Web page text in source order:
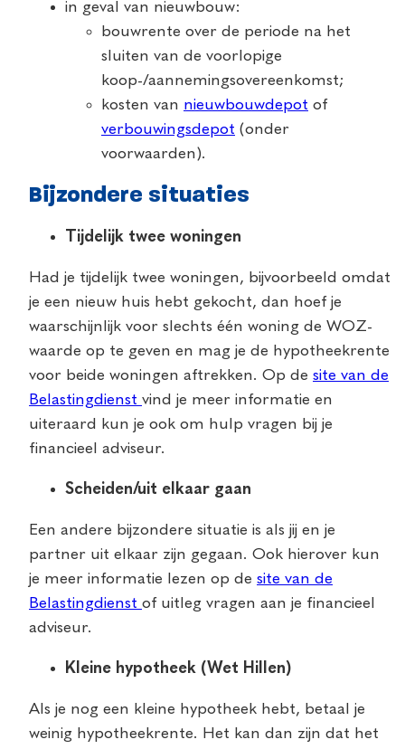
in geval van nieuwbouw:
bouwrente over de periode na het
sluiten van de voorlopige
koop-/aannemingsovereenkomst;
kosten van nieuwbouwdepot of
verbouwingsdepot (onder
voorwaarden).
Bijzondere situaties
Tijdelijk twee woningen
Had je tijdelijk twee woningen, bijvoorbeeld omdat
je een nieuw huis hebt gekocht, dan hoef je
waarschijnlijk voor slechts één woning de WOZ-
waarde op te geven en mag je de hypotheekrente
voor beide woningen aftrekken. Op de site van de
Belastingdienst vind je meer informatie en
uiteraard kun je ook om hulp vragen bij je
financieel adviseur.
Scheiden/uit elkaar gaan
Een andere bijzondere situatie is als jij en je
partner uit elkaar zijn gegaan. Ook hierover kun
je meer informatie lezen op de site van de
Belastingdienst of uitleg vragen aan je financieel
adviseur.
Kleine hypotheek (Wet Hillen)
Als je nog een kleine hypotheek hebt, betaal je
weinig hypotheekrente. Het kan dan zijn dat het